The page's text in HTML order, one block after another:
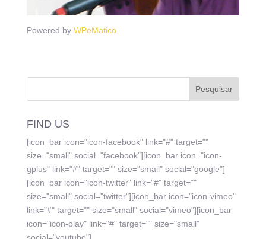
Powered by WPeMatico
FIND US
[icon_bar icon="icon-facebook" link="#" target=""
size="small" social="facebook"][icon_bar icon="icon-
gplus" link="#" target="" size="small" social="google"]
[icon_bar icon="icon-twitter" link="#" target=""
size="small" social="twitter"][icon_bar icon="icon-vimeo"
link="#" target="" size="small" social="vimeo"][icon_bar
icon="icon-play" link="#" target="" size="small"